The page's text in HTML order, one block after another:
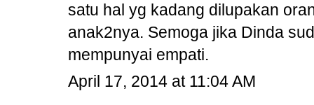
satu hal yg kadang dilupakan
anak2nya. Semoga jika Dinda
mempunyai empati.
April 17, 2014 at 11:04 AM